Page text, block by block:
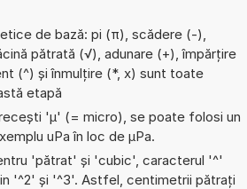
de bază: pi (π), scădere (-),
pătrată (√), adunare (+), împărțire
(^) și înmulțire (*, x) sunt toate
etapă
'µ' (= micro), se poate folosi un
uPa în loc de µPa.
'pătrat' și 'cubic', caracterul '^'
'^2' și '^3'. Astfel, centimetrii pătrați